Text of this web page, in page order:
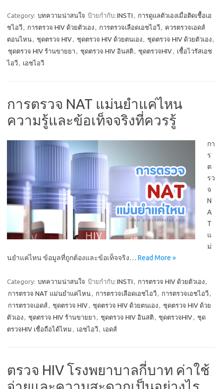
Category: บทความน่าสนใจ ป้ายกำกับ: INSTI , การดูแลตัวเองเมื่อติดเชื้อเอ
ชไอวี, การตรวจ HIV ด้วยตัวเอง, การตรวจเลือดเอชไอวี, ควรตรวจเอดส์
ตอนไหน, ชุดตรวจ HIV, ชุดตรวจ HIV ด้วยตนเอง, ชุดตรวจ HIV ด้วยตัวเอง,
ชุดตรวจ HIV ร้านขายยา , ชุดตรวจ HIV อินสติ, ชุดตรวจHIV, เชื้อไวรัสเอช
ไอวี, เอชไอวี
การตรวจ NAT แม่นยำแค่ไหน
ความรู้และข้อเท็จจริงที่ควรรู้
กา
ร
ต
รว
จ
N
A
T
แ
ม่
นยำแค่ไหน ข้อมูลที่ถูกต้องและข้อเท็จจริง… Read More »
Category: บทความน่าสนใจ ป้ายกำกับ: INSTI , การตรวจ HIV ด้วยตัวเอง,
การตรวจ NAT แม่นยำแค่ไหน, การตรวจเลือดเอชไอวี, การตรวจเอชไอวี,
การตรวจเอดส์, ชุดตรวจ HIV, ชุดตรวจ HIV ด้วยตนเอง, ชุดตรวจ HIV ด้วย
ตัวเอง, ชุดตรวจ HIV ร้านขายยา , ชุดตรวจ HIV อินสติ, ชุดตรวจHIV, ชุด
ตรวจHIV เชื่อถือได้ไหม , เอชไอวี, เอดส์
ตรวจ HIV โรงพยาบาลกี่บาท ค่าใช้